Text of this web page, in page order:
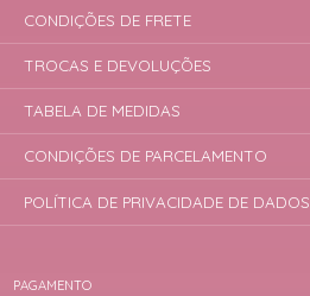
PAGAMENTO
CONDIÇÕES DE FRETE
TROCAS E DEVOLUÇÕES
TABELA DE MEDIDAS
CONDIÇÕES DE PARCELAMENTO
POLÍTICA DE PRIVACIDADE DE DADOS